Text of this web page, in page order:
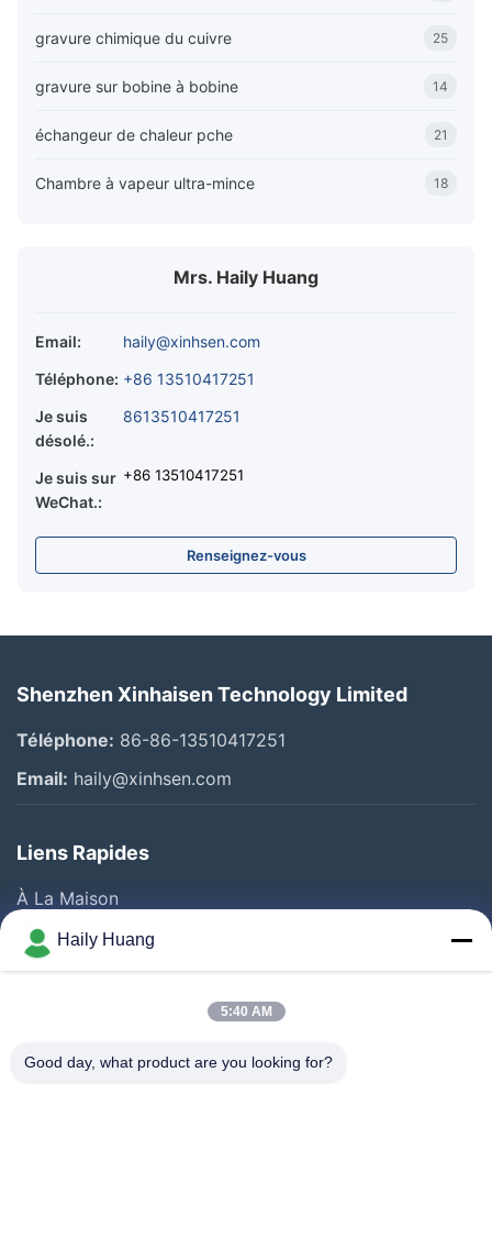
gravure chimique du cuivre 25
gravure sur bobine à bobine 14
échangeur de chaleur pche 21
Chambre à vapeur ultra-mince 18
Mrs. Haily Huang
Email:
haily@xinhsen.com
Téléphone: +86 13510417251
Je suis
désolé.:
8613510417251
Je suis sur
WeChat.:
+86 13510417251
Renseignez-vous
Shenzhen Xinhaisen Technology Limited
Téléphone: 86-86-13510417251
Email: haily@xinhsen.com
Liens Rapides
À La Maison
Produits
Vidéos
Visite D'usine
Haily Huang
5:40 AM
Good day, what product are you looking for?